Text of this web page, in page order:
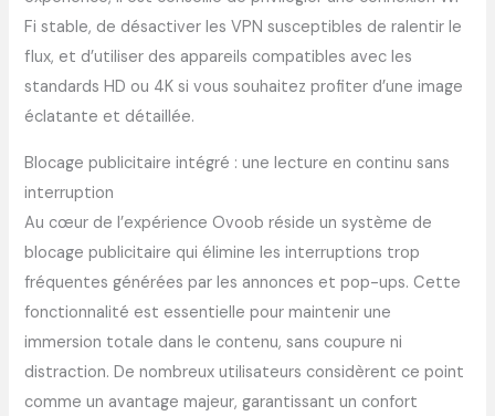
Fi stable, de désactiver les VPN susceptibles de ralentir le
flux, et d’utiliser des appareils compatibles avec les
standards HD ou 4K si vous souhaitez profiter d’une image
éclatante et détaillée.
Blocage publicitaire intégré : une lecture en continu sans
interruption
Au cœur de l’expérience Ovoob réside un système de
blocage publicitaire qui élimine les interruptions trop
fréquentes générées par les annonces et pop-ups. Cette
fonctionnalité est essentielle pour maintenir une
immersion totale dans le contenu, sans coupure ni
distraction. De nombreux utilisateurs considèrent ce point
comme un avantage majeur, garantissant un confort